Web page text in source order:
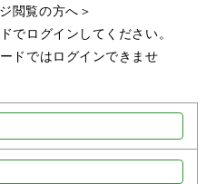
閲覧の方へ＞
でログインしてください。
ドではログインできませ